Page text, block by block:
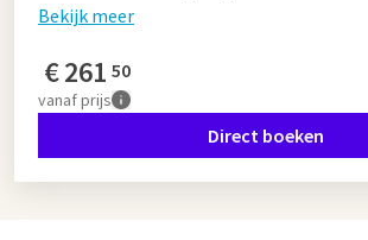
Bekijk meer
€261 50
vanafprijs
Direct boeken